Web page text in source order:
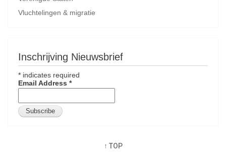
Vluchtelingen & migratie
Inschrijving Nieuwsbrief
* indicates required
Email Address *
↑ TOP